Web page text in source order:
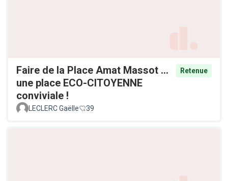
Faire de la Place Amat Massot ...
une place ECO-CITOYENNE
conviviale !
Retenue
LECLERC Gaëlle 39